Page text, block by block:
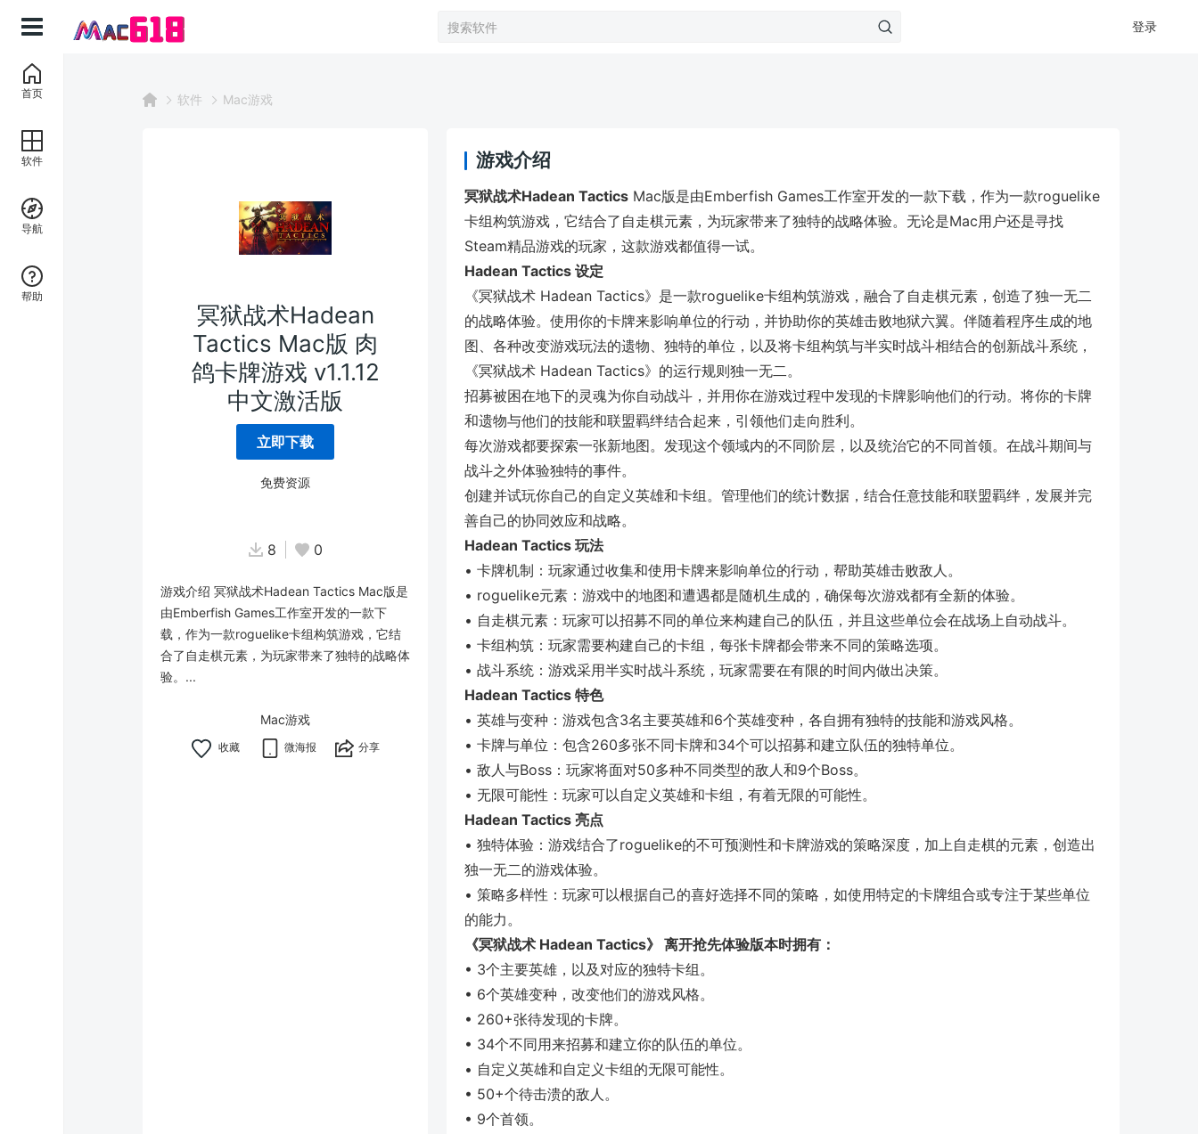
登录
软件 Mac游戏
冥狱战术Hadean
Tactics Mac版 肉
鸽卡牌游戏 v1.1.12
中文激活版
立即下载
免费资源
8 0
游戏介绍 冥狱战术Hadean Tactics Mac版是
由Emberfish Games工作室开发的一款下
载，作为一款roguelike卡组构筑游戏，它结
合了自走棋元素，为玩家带来了独特的战略体
验。...
Mac游戏
微海报 分享
游戏介绍
冥狱战术Hadean Tactics Mac版是由Emberfish Games工作室开发的一款下载，作为一款roguelike
卡组构筑游戏，它结合了自走棋元素，为玩家带来了独特的战略体验。无论是Mac用户还是寻找
Steam精品游戏的玩家，这款游戏都值得一试。
Hadean Tactics 设定
《冥狱战术 Hadean Tactics》是一款roguelike卡组构筑游戏，融合了自走棋元素，创造了独一无二
的战略体验。使用你的卡牌来影响单位的行动，并协助你的英雄击败地狱六翼。伴随着程序生成的地
图、各种改变游戏玩法的遗物、独特的单位，以及将卡组构筑与半实时战斗相结合的创新战斗系统，
《冥狱战术 Hadean Tactics》的运行规则独一无二。
招募被困在地下的灵魂为你自动战斗，并用你在游戏过程中发现的卡牌影响他们的行动。将你的卡牌
和遗物与他们的技能和联盟羁绊结合起来，引领他们走向胜利。
每次游戏都要探索一张新地图。发现这个领域内的不同阶层，以及统治它的不同首领。在战斗期间与
战斗之外体验独特的事件。
创建并试玩你自己的自定义英雄和卡组。管理他们的统计数据，结合任意技能和联盟羁绊，发展并完
善自己的协同效应和战略。
Hadean Tactics 玩法
• 卡牌机制：玩家通过收集和使用卡牌来影响单位的行动，帮助英雄击败敌人。
• roguelike元素：游戏中的地图和遭遇都是随机生成的，确保每次游戏都有全新的体验。
• 自走棋元素：玩家可以招募不同的单位来构建自己的队伍，并且这些单位会在战场上自动战斗。
• 卡组构筑：玩家需要构建自己的卡组，每张卡牌都会带来不同的策略选项。
• 战斗系统：游戏采用半实时战斗系统，玩家需要在有限的时间内做出决策。
Hadean Tactics 特色
• 英雄与变种：游戏包含3名主要英雄和6个英雄变种，各自拥有独特的技能和游戏风格。
• 卡牌与单位：包含260多张不同卡牌和34个可以招募和建立队伍的独特单位。
• 敌人与Boss：玩家将面对50多种不同类型的敌人和9个Boss。
• 无限可能性：玩家可以自定义英雄和卡组，有着无限的可能性。
Hadean Tactics 亮点
• 独特体验：游戏结合了roguelike的不可预测性和卡牌游戏的策略深度，加上自走棋的元素，创造出
独一无二的游戏体验。
• 策略多样性：玩家可以根据自己的喜好选择不同的策略，如使用特定的卡牌组合或专注于某些单位
的能力。
《冥狱战术 Hadean Tactics》 离开抢先体验版本时拥有：
• 3个主要英雄，以及对应的独特卡组。
• 6个英雄变种，改变他们的游戏风格。
• 260+张待发现的卡牌。
• 34个不同用来招募和建立你的队伍的单位。
• 自定义英雄和自定义卡组的无限可能性。
• 50+个待击溃的敌人。
• 9个首领。
首页
软件
导航
帮助